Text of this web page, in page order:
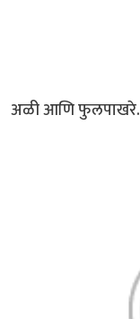
अळी आणि फुलपाखरे.